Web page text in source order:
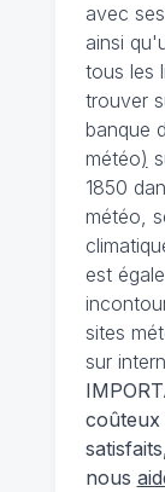
avec ses
ainsi
tous les
trouver
banque
météo)
1850
météo,
est
sites
sur
coûteux
nous